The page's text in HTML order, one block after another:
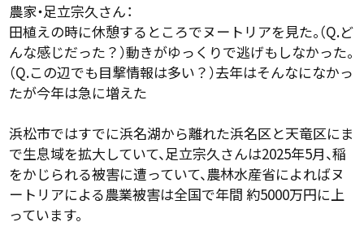
農家・足立宗久さん：
田植えの時に休憩するところでヌートリアを見た。（Q.ど
んな感じだった？）動きがゆっくりで逃げもしなかった。
（Q.この辺でも目撃情報は多い？）去年はそんなになかっ
たが今年は急に増えた
浜松市ではすでに浜名湖から離れた浜名区と天竜区にま
で生息域を拡大していて、足立宗久さんは2025年5月、稲
をかじられる被害に遭っていて、農林水産省によればヌ
ートリアによる農業被害は全国で年間 約5000万円に上
っています。